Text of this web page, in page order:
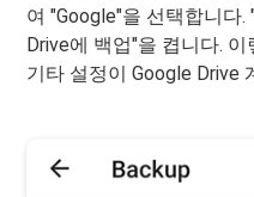
여 "Google"을 선택합니다.
Drive에 백업"을 켭니다.
기타 설정이 Google Drive